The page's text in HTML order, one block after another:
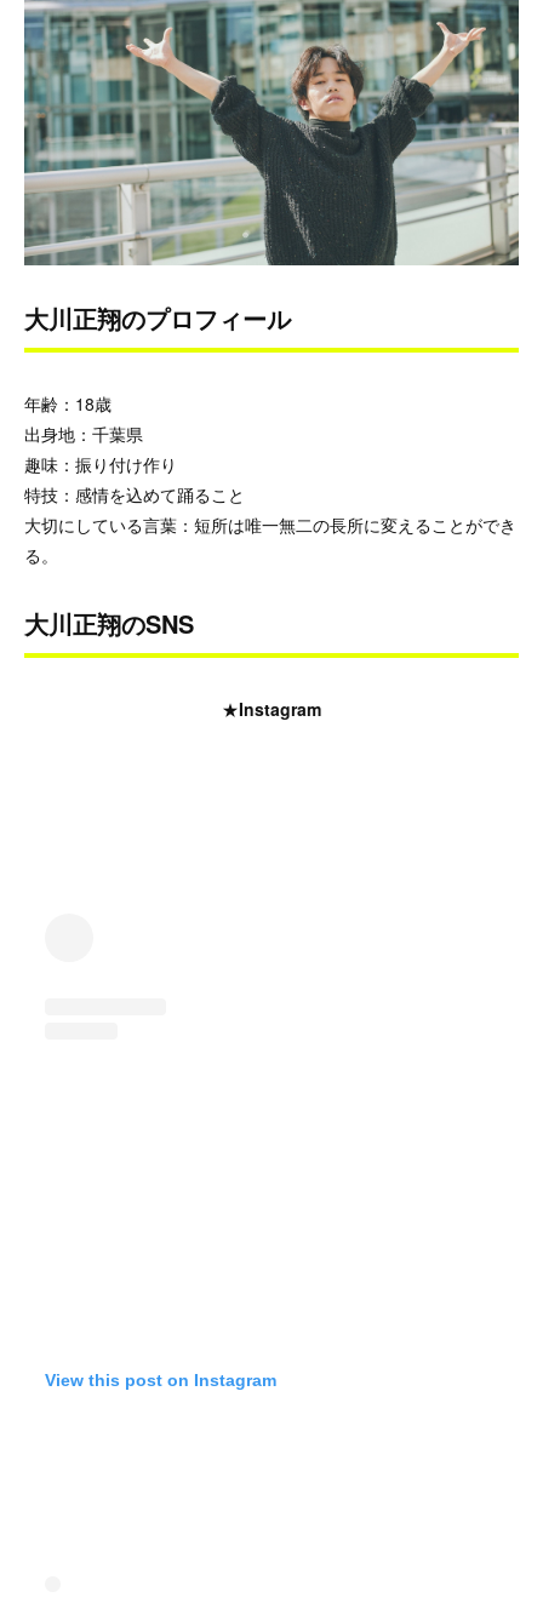
大川正翔のプロフィール
年齢：18歳
出身地：千葉県
趣味：振り付け作り
特技：感情を込めて踊ること
大切にしている言葉：短所は唯一無二の長所に変えることができ
る。
大川正翔のSNS
★Instagram
View this post on Instagram